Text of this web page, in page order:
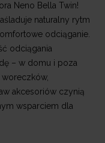
Neno Bella Twin!
naturalny rytm
odciąganie.
odciągania
– w domu i poza
akcesoriów czynią
wsparciem dla